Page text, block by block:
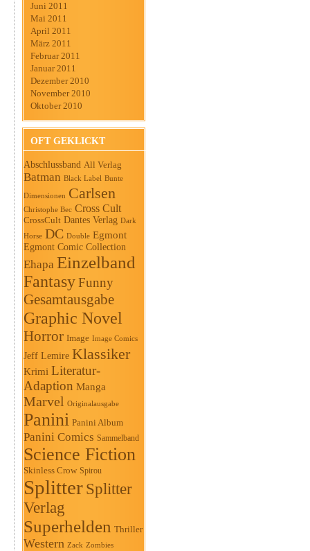
Juni 2011
Mai 2011
April 2011
März 2011
Februar 2011
Januar 2011
Dezember 2010
November 2010
Oktober 2010
OFT GEKLICKT
Abschlussband All Verlag
Batman Black Label Bunte
Dimensionen Carlsen
Christophe Bec Cross Cult
CrossCult Dantes Verlag Dark
Horse DC Double Egmont
Egmont Comic Collection
Ehapa Einzelband
FantasyFunny
Gesamtausgabe
Graphic Novel
Horror Image Image Comics
Jeff Lemire Klassiker
Krimi Literatur-
Adaption Manga
Marvel Originalausgabe
Panini Panini Album
Panini Comics Sammelband
Science Fiction
Skinless Crow Spirou
Splitter Splitter
Verlag
Superhelden Thriller
Western Zack Zombies